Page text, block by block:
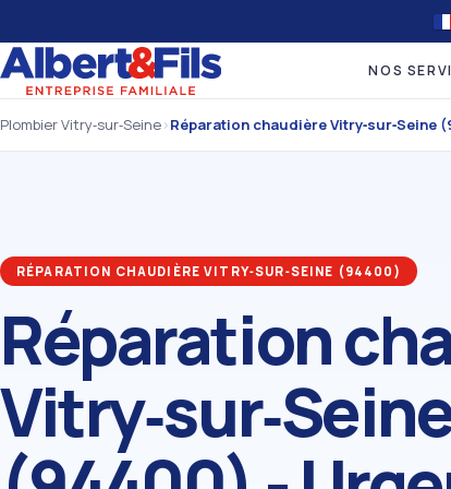
NOS
Plombier Vitry‑sur‑Seine›Réparation chaudière Vitry‑sur‑Seine
RÉPARATION CHAUDIÈRE VITRY‑SUR‑SEINE (94400)
Réparation